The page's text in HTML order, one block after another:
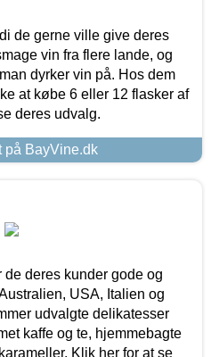
de gerne ville give deres
vin fra flere lande, og
dyrker vin på. Hos dem
at købe 6 eller 12 flasker af
deres udvalg.
på BayVine.dk
deres kunder gode og
USA, Italien og
udvalgte delikatesser
kaffe og te, hjemmebagte
Klik her for at se